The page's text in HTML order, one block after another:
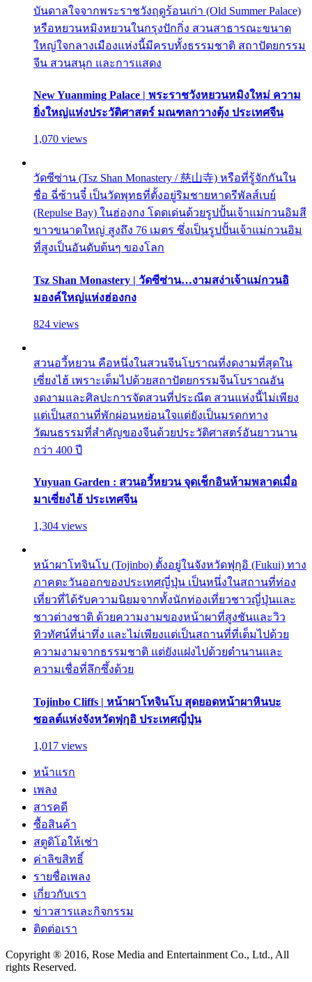
บันดาลใจจากพระราชวังฤดูร้อนเก่า (Old Summer Palace)
หรือหยวนหมิงหยวนในกรุงปักกิ่ง สวนสาธารณะขนาด
ใหญ่ใจกลางเมืองแห่งนี้มีครบทั้งธรรมชาติ สถาปัตยกรรม
จีน สวนสนุก และการแสดง
New Yuanming Palace | พระราชวังหยวนหมิงใหม่ ความ
ยิ่งใหญ่แห่งประวัติศาสตร์ มณฑลกวางตุ้ง ประเทศจีน
1,070 views
วัดซีซ่าน (Tsz Shan Monastery / 慈山寺) หรือที่รู้จักกันใน
ชื่อ ฉี่ซ้านจี๋ เป็นวัดพุทธที่ตั้งอยู่ริมชายหาดรีพัลส์เบย์
(Repulse Bay) ในฮ่องกง โดดเด่นด้วยรูปปั้นเจ้าแม่กวนอิมสี
ขาวขนาดใหญ่ สูงถึง 76 เมตร ซึ่งเป็นรูปปั้นเจ้าแม่กวนอิม
ที่สูงเป็นอันดับต้นๆ ของโลก
Tsz Shan Monastery | วัดซีซ่าน…งามสง่าเจ้าแม่กวนอิ
มองค์ใหญ่แห่งฮ่องกง
824 views
สวนอวี้หยวน คือหนึ่งในสวนจีนโบราณที่งดงามที่สุดใน
เซี่ยงไฮ้ เพราะเต็มไปด้วยสถาปัตยกรรมจีนโบราณอัน
งดงามและศิลปะการจัดสวนที่ประณีต สวนแห่งนี้ไม่เพียง
แต่เป็นสถานที่พักผ่อนหย่อนใจแต่ยังเป็นมรดกทาง
วัฒนธรรมที่สำคัญของจีนด้วยประวัติศาสตร์อันยาวนาน
กว่า 400 ปี
Yuyuan Garden : สวนอวี้หยวน จุดเช็กอินห้ามพลาดเมื่อ
มาเซี่ยงไฮ้ ประเทศจีน
1,304 views
หน้าผาโทจินโบ (Tojinbo) ตั้งอยู่ในจังหวัดฟุกุอิ (Fukui) ทาง
ภาคตะวันออกของประเทศญี่ปุ่น เป็นหนึ่งในสถานที่ท่อง
เที่ยวที่ได้รับความนิยมจากทั้งนักท่องเที่ยวชาวญี่ปุ่นและ
ชาวต่างชาติ ด้วยความงามของหน้าผาที่สูงชันและวิว
ทิวทัศน์ที่น่าทึ่ง และไม่เพียงแต่เป็นสถานที่ที่เต็มไปด้วย
ความงามจากธรรมชาติ แต่ยังแฝงไปด้วยตำนานและ
ความเชื่อที่ลึกซึ้งด้วย
Tojinbo Cliffs | หน้าผาโทจินโบ สุดยอดหน้าผาหินบะ
ซอลต์แห่งจังหวัดฟุกุอิ ประเทศญี่ปุ่น
1,017 views
หน้าแรก
เพลง
สารคดี
ซื้อสินค้า
สตูดิโอให้เช่า
ค่าลิขสิทธิ์
รายชื่อเพลง
เกี่ยวกับเรา
ข่าวสารและกิจกรรม
ติดต่อเรา
Copyright ® 2016, Rose Media and Entertainment Co., Ltd., All
rights Reserved.